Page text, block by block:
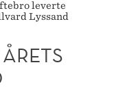
leverte
Lyssand